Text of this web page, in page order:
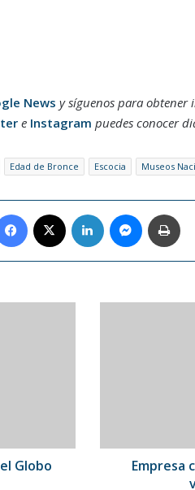
News y síguenos para obtener
e Instagram puedes conocer
Edad de Bronce Escocia Museos
Facebook LinkedIn Messenger
Globo
Empresa